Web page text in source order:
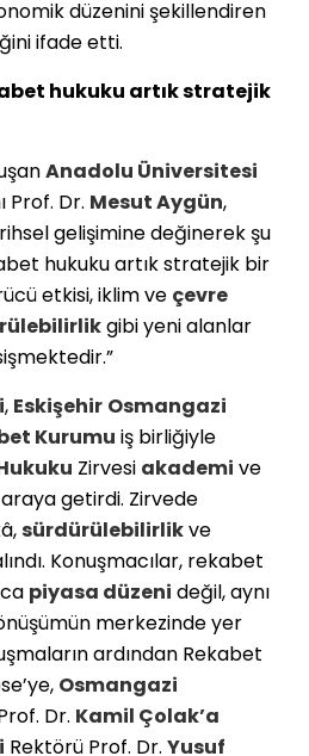
düzenini şekillendiren
ifade etti.
hukuku artık stratejik
Anadolu Üniversitesi
Prof. Dr. Mesut Aygün,
gelişimine değinerek şu
hukuku artık stratejik bir
etkisi, iklim ve çevre
gibi yeni alanlar
, Eskişehir Osmangazi
Kurumu iş birliğiyle
Zirvesi akademi ve
getirdi. Zirvede
sürdürülebilirlikve
Konuşmacılar, rekabet
piyasa düzeni değil, aynı
merkezinde yer
ardından Rekabet
Osmangazi
Dr. Kamil Çolak’a
Rektörü Prof. Dr. Yusuf